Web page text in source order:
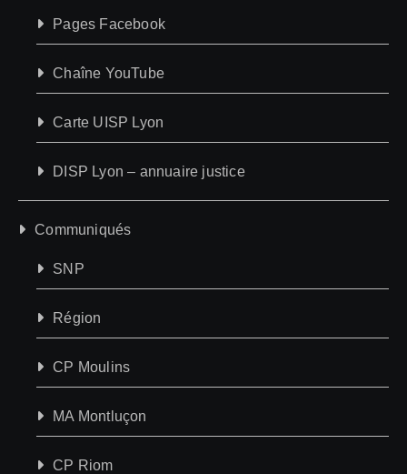
Pages Facebook
Chaîne YouTube
Carte UISP Lyon
DISP Lyon – annuaire justice
Communiqués
SNP
Région
CP Moulins
MA Montluçon
CP Riom